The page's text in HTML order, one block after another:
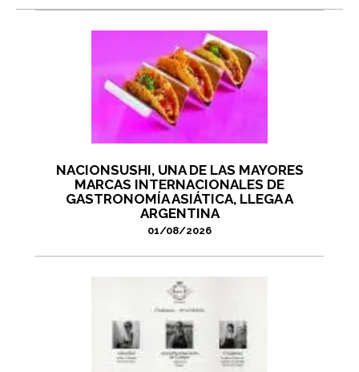
NACIONSUSHI, UNA DE LAS MAYORES
MARCAS INTERNACIONALES DE
GASTRONOMÍA ASIÁTICA, LLEGA A
ARGENTINA
01/08/2026